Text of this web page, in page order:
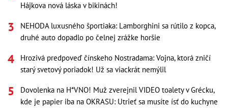
Hájkova nová láska v bikinách!
NEHODA luxusného športiaka: Lamborghini sa rútilo z kopca,
druhé auto dopadlo po čelnej zrážke horšie
Hrozivá predpoveď čínskeho Nostradama: Vojna, ktorá zničí
starý svetový poriadok! Už sa viackrát nemýlil
Dovolenka na H*VNO! Muž zverejnil VIDEO toalety v Grécku,
kde je papier iba na OKRASU: Utrieť sa musíte ísť do kuchyne